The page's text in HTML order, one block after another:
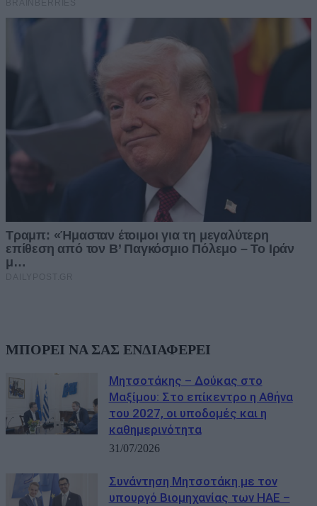
ΜΠΟΡΕΙ ΝΑ ΣΑΣ ΕΝΔΙΑΦΕΡΕΙ
Μητσοτάκης – Δούκας στο
Μαξίμου: Στο επίκεντρο η Αθήνα
του 2027, οι υποδομές και η
καθημερινότητα
31/07/2026
Συνάντηση Μητσοτάκη με τον
υπουργό Βιομηχανίας των ΗΑΕ –